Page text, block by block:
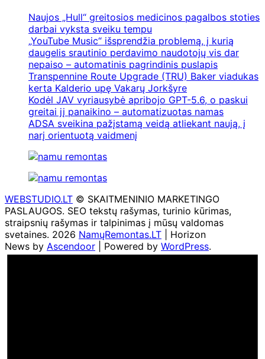
Naujos „Hull“ greitosios medicinos pagalbos stoties
darbai vyksta sveiku tempu
„YouTube Music“ išsprendžia problemą, į kurią
daugelis srautinio perdavimo naudotojų vis dar
nepaiso – automatinis pagrindinis puslapis
Transpennine Route Upgrade (TRU) Baker viadukas
kerta Kalderio upę Vakarų Jorkšyre
Kodėl JAV vyriausybė apribojo GPT-5.6, o paskui
greitai jį panaikino – automatizuotas namas
ADSA sveikina pažįstamą veidą atliekant naują, į
narį orientuotą vaidmenį
WEBSTUDIO.LT © SKAITMENINIO MARKETINGO
PASLAUGOS. SEO tekstų rašymas, turinio kūrimas,
straipsnių rašymas ir talpinimas į mūsų valdomas
svetaines. 2026 NamųRemontas.LT | Horizon
News by Ascendoor | Powered by WordPress.